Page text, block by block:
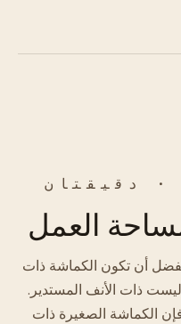
· دقيقتان
العمل
أن تكون الكماشة ذات
ذات الأنف المستدير.
الكماشة الصغيرة ذات